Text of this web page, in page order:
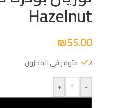
Hazelnut
₪55.00
2 متوفر في المخزون
-
+